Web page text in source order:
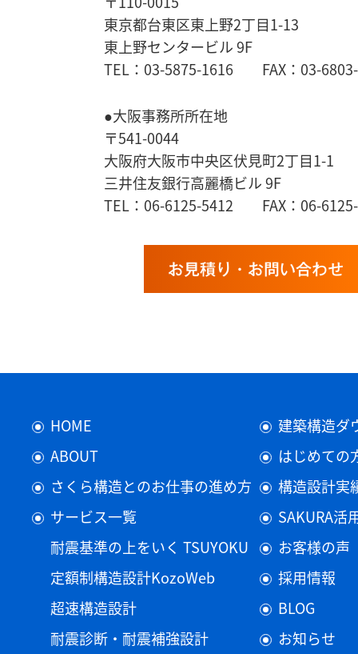
東京都台東区東上野2丁目1-13
東上野センタービル 9F
TEL：03-5875-1616 FAX：03-
●大阪事務所所在地
〒541-0044
大阪府大阪市中央区伏見町2丁目1-1
三井住友銀行高麗橋ビル 9F
TEL：06-6125-5412 FAX：06-
お見積り・お問い合わせ
HOME
ABOUT
さくら構造とのお仕事の進め方
サービス一覧
耐震基準の上をいく TSUYOKU
定額制構造設計KozoWeb
超速構造設計
耐震診断・耐震補強設計
建築構造ダ
はじめての
構造設計実
SAKURA活
お客様の声
採用情報
BLOG
お知らせ